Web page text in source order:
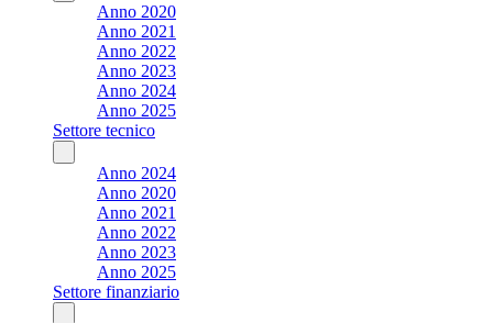
Anno 2020
Anno 2021
Anno 2022
Anno 2023
Anno 2024
Anno 2025
Settore tecnico
Anno 2024
Anno 2020
Anno 2021
Anno 2022
Anno 2023
Anno 2025
Settore finanziario